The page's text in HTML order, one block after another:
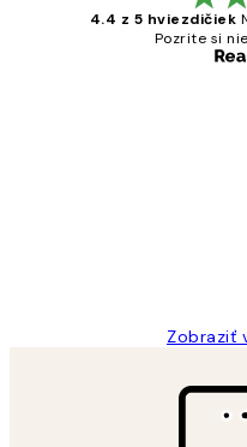
4.4 z 5 hviezdičiek
Pozrite si
Zobraziť